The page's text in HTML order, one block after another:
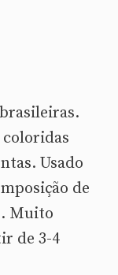
coloridas
Usado
de
Muito
de 3-4